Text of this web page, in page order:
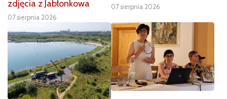
zdjęcia z Jabłonkowa
07 sierpnia 2026
07 sierpnia 2026